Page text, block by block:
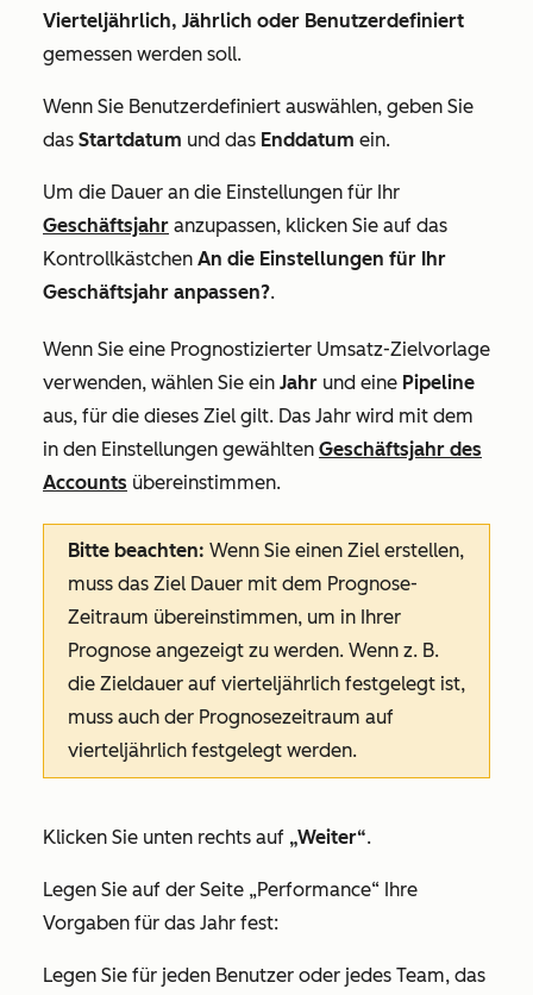
Vierteljährlich, Jährlich oder Benutzerdefiniert
gemessen werden soll.
Wenn Sie Benutzerdefiniert auswählen, geben Sie
das Startdatum und das Enddatum ein.
Um die Dauer an die Einstellungen für Ihr
Geschäftsjahr anzupassen, klicken Sie auf das
Kontrollkästchen An die Einstellungen für Ihr
Geschäftsjahr anpassen?.
Wenn Sie eine Prognostizierter Umsatz-Zielvorlage
verwenden, wählen Sie ein Jahr und eine Pipeline
aus, für die dieses Ziel gilt. Das Jahr wird mit dem
in den Einstellungen gewählten Geschäftsjahr des
Accounts übereinstimmen.
Bitte beachten: Wenn Sie einen Ziel erstellen,
muss das Ziel Dauer mit dem Prognose-
Zeitraum übereinstimmen, um in Ihrer
Prognose angezeigt zu werden. Wenn z. B.
die Zieldauer auf vierteljährlich festgelegt ist,
muss auch der Prognosezeitraum auf
vierteljährlich festgelegt werden.
Klicken Sie unten rechts auf „Weiter“.
Legen Sie auf der Seite „Performance“ Ihre
Vorgaben für das Jahr fest:
Legen Sie für jeden Benutzer oder jedes Team, das